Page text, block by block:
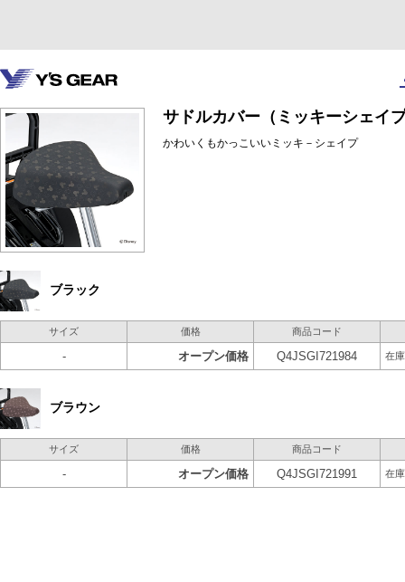
サドルカバー（ミッキーシェイ
かわいくもかっこいいミッキ－シェイプ
ブラック
サイズ 価格 商品コード
- オープン価格 Q4JSGI721984 在
ブラウン
サイズ 価格 商品コード
- オープン価格 Q4JSGI721991 在